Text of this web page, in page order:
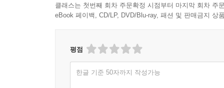
클래스는 첫번째 회차 주문확정 시점부터 마지막 회차 주
eBook 페이백, CD/LP, DVD/Blu-ray, 패션 및 판매금지 상
평점
한글 기준 50자까지 작성가능